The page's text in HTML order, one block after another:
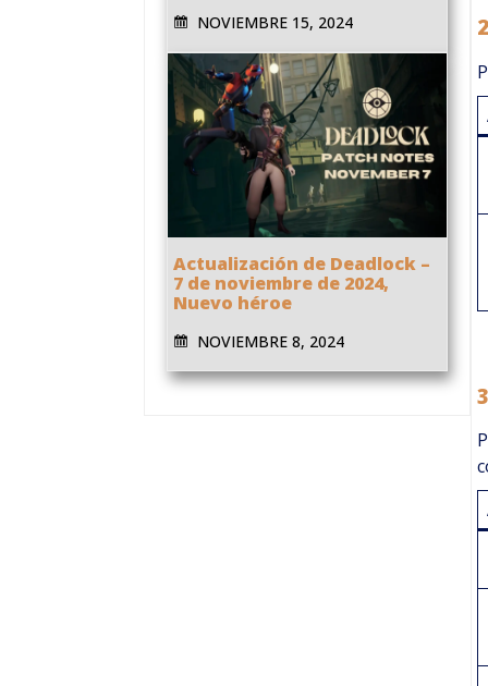
NOVIEMBRE 15, 2024
Actualización de Deadlock –
7 de noviembre de 2024,
Nuevo héroe
NOVIEMBRE 8, 2024